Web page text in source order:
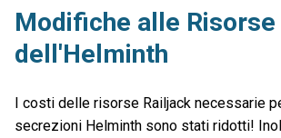
Modifiche alle
dell'Helminth
I costi delle risorse Railjack necessarie
secrezioni Helminth sono stati ridotti!